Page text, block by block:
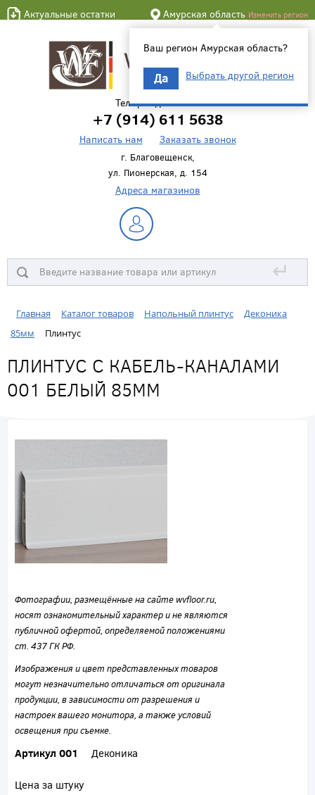
Актуальные остатки Амурская область Изменить регион
Ваш регион Амурская область?
Да Выбрать другой регион
Телефон для связи
+7 (914) 611 5638
Написать нам Заказать звонок
г. Благовещенск,
ул. Пионерская, д. 154
Адреса магазинов
↵
Главная Каталог товаров Напольный плинтус
Деконика
85мм
Плинтус
ПЛИНТУС С КАБЕЛЬ-КАНАЛАМИ
001 БЕЛЫЙ 85ММ
Фотографии, размещённые на сайте wvfloor.ru,
носят ознакомительный характер и не являются
публичной офертой, определяемой положениями
ст. 437 ГК РФ.
Изображения и цвет представленных товаров
могут незначительно отличаться от оригинала
продукции, в зависимости от разрешения и
настроек вашего монитора, а также условий
освещения при съемке.
Артикул 001 Деконика
Цена за штуку